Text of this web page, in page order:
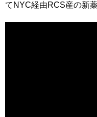
てNYC経由RCS産の新